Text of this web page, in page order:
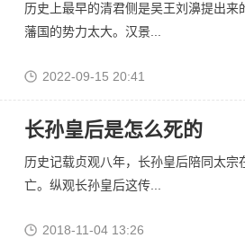
历史上最早的清君侧是吴王刘濞提出来
藩国的势力太大。汉景...
2022-09-15 20:41
长孙皇后是怎么死的
历史记载贞观八年，长孙皇后陪同太
亡。纵观长孙皇后这传...
2018-11-04 13:26